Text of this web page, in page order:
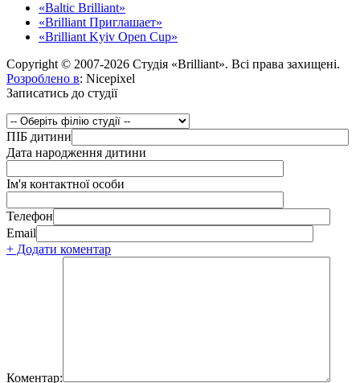
«Baltic Brilliant»
«Brilliant Приглашает»
«Brilliant Kyiv Open Cup»
Copyright © 2007-2026 Студія «Brilliant». Всі права захищені.
Розроблено в: Nicepixel
Записатись до студії
ПІБ дитини
Дата народження дитини
Ім'я контактної особи
Телефон
Email
+ Додати коментар
Коментар: